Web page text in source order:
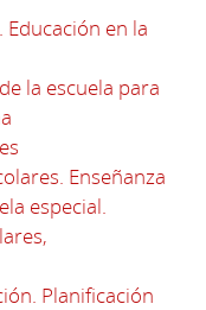
en la
la escuela para
Enseñanza
especial.
Planificación